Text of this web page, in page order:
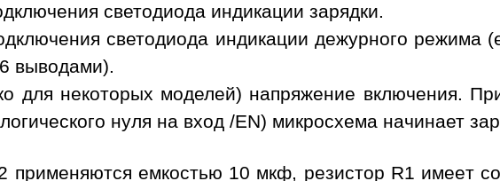
светодиода индикации зарядки.
светодиода индикации дежурного режима
выводами).
для некоторых моделей) напряжение включения.
нуля на вход /EN) микросхема начинает
применяются емкостью 10 мкф, резистор R1 имеет